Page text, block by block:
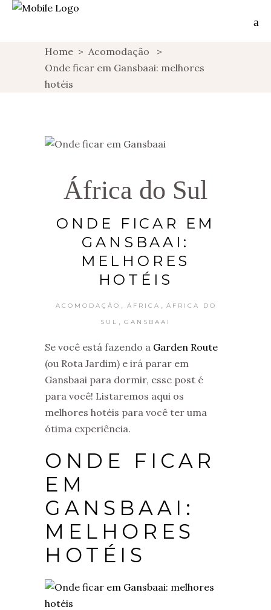
Home > Acomodação
>
Onde ficar em Gansbaai: melhores
hotéis
África do Sul
ONDE FICAR EM
GANSBAAI:
MELHORES
HOTÉIS
ACOMODAÇÃO ÁFRICA ÁFRICA DO
SUL GANSBAAI
Se você está fazendo a Garden Route
(ou Rota Jardim) e irá parar em
Gansbaai para dormir, esse post é
para você! Listaremos aqui os
melhores hotéis para você ter uma
ótima experiência.
ONDE FICAR
EM
GANSBAAI:
MELHORES
HOTÉIS